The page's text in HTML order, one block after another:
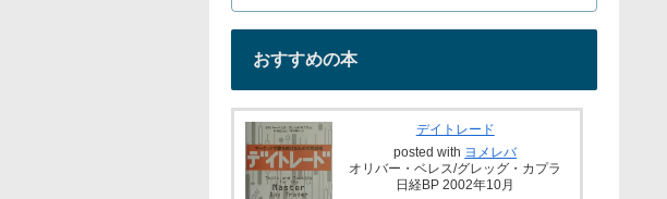
おすすめの本
デイトレード
posted with ヨメレバ
オリバー・ベレス/グレッグ・カプラ
日経BP 2002年10月